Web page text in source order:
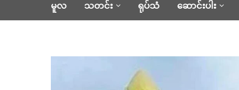
မူလ သတင်း ရုပ်သံ ဆောင်းပါး
Home ဝေပေး